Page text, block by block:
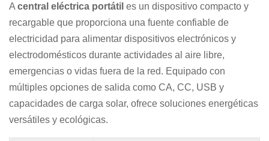
A central eléctrica portátil es un dispositivo compacto y
recargable que proporciona una fuente confiable de
electricidad para alimentar dispositivos electrónicos y
electrodomésticos durante actividades al aire libre,
emergencias o vidas fuera de la red. Equipado con
múltiples opciones de salida como CA, CC, USB y
capacidades de carga solar, ofrece soluciones energéticas
versátiles y ecológicas.